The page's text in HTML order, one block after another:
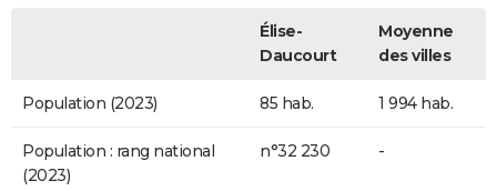
Élise-
Daucourt
Moyenne
des villes
Population (2023) 85 hab. 1 994 hab.
Population : rang national
(2023)
n°32 230 -